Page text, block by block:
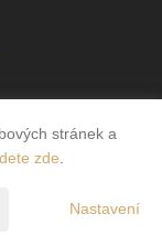
stránek a
zde
Nastavení